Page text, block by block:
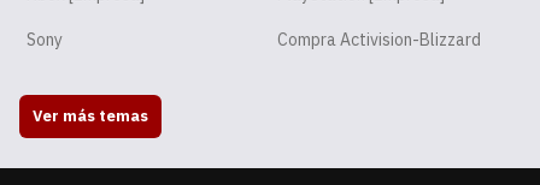
Sony Compra Activision-Blizzard
Ver más temas